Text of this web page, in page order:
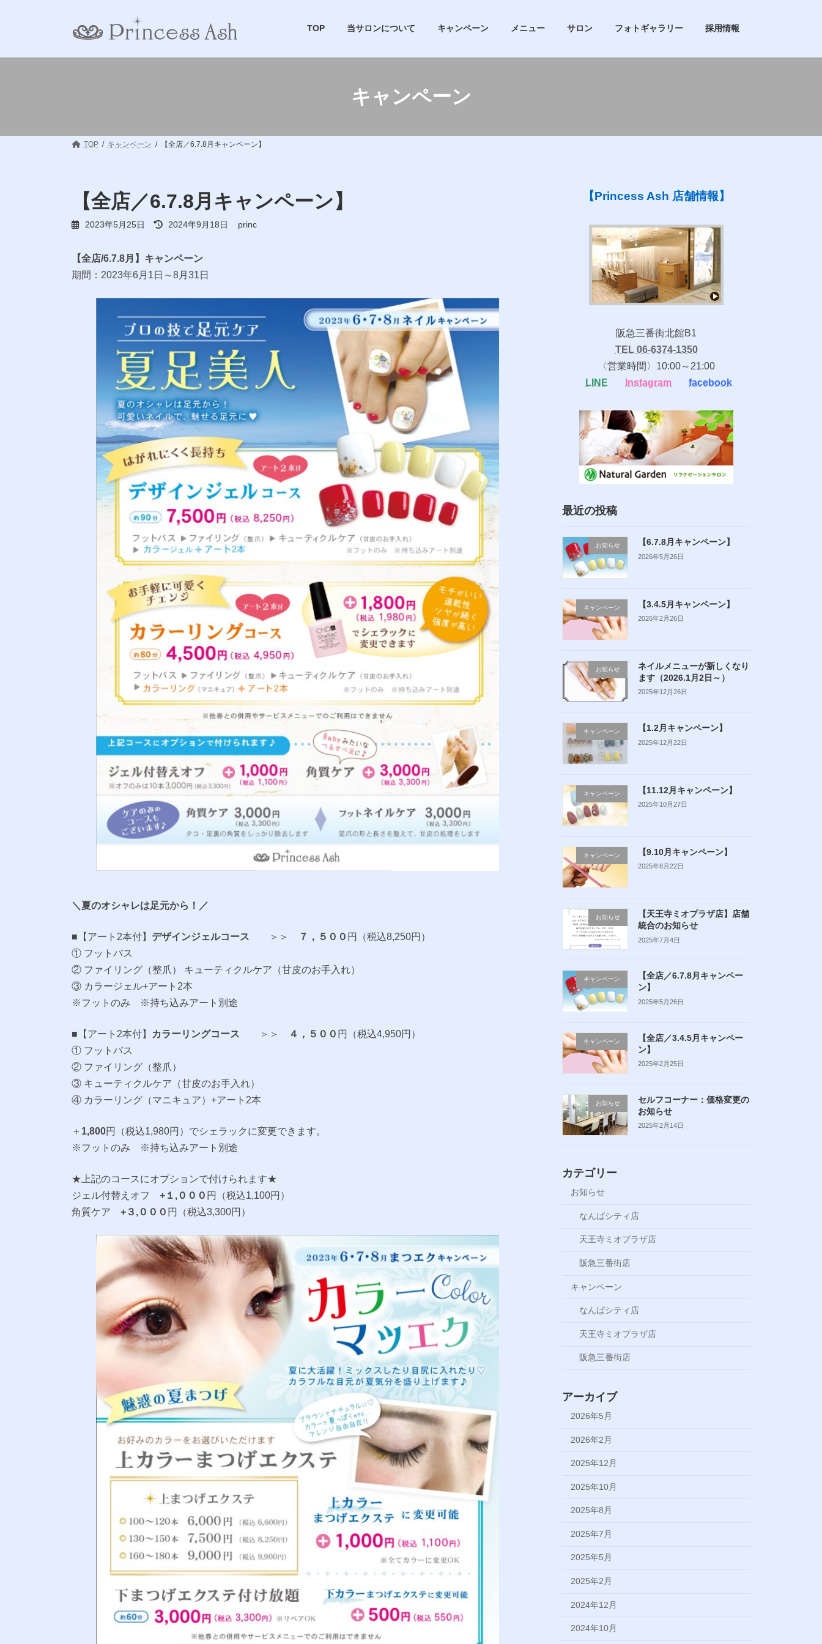
ツ
シ
TOP 当サロンについて キャンペーン メニュー サロン フォトギャラリー 採用情報
キャンペーン
TOP キャンペーン 【全店／6.7.8月キャンペーン】
【全店／6.7.8月キャンペーン】
2023年5月25日
最
新
時
2024年9月18日 princ
【全店/6.7.8月】キャンペーン
期間：2023年6月1日～8月31日
＼夏のオシャレは足元から！／
■【アート2本付】 デザインジェルコース ＞＞ ７，５００ 円（税込8,250円）
① フットバス
② ファイリング（整爪） キューティクルケア（甘皮のお手入れ）
③ カラージェル+アート2本
※フットのみ ※持ち込みアート別途
■【アート2本付】 カラーリングコース ＞＞ ４，５００ 円（税込4,950円）
① フットバス
② ファイリング（整爪）
③ キューティクルケア（甘皮のお手入れ）
④ カラーリング（マニキュア）+アート2本
＋ 1,800円（税込1,980円）でシェラックに変更できます。
※フットのみ ※持ち込みアート別途
★上記のコースにオプションで付けられます★
ジェル付替えオフ +１,０００ 円（税込1,100円）
角質ケア +３,０００ 円（税込3,300円）
【Princess Ash 店舗情報】
阪急三番街北館B1
TEL 06-6374-1350
〈営業時間〉10:00～21:00
LINE
Instagram facebook
最近の投稿
お知らせ 【6.7.8月キャンペーン】
2026年5月26日
キャンペーン 【3.4.5月キャンペーン】
2026年2月26日
お知らせ
ネイルメニューが新しくなり
ます（2026.1月2日～）
2025年12月26日
キャンペーン 【1.2月キャンペーン】
2025年12月22日
キャンペーン 【11.12月キャンペーン】
2025年10月27日
キャンペーン 【9.10月キャンペーン】
2025年8月22日
お知らせ
【天王寺ミオプラザ店】店舗
統合のお知らせ
2025年7月4日
キャンペーン
【全店／6.7.8月キャンペー
ン】
2025年5月26日
キャンペーン
【全店／3.4.5月キャンペー
ン】
2025年2月25日
お知らせ
セルフコーナー：価格変更の
お知らせ
2025年2月14日
カテゴリー
お知らせ
なんばシティ店
天王寺ミオプラザ店
阪急三番街店
キャンペーン
なんばシティ店
天王寺ミオプラザ店
阪急三番街店
アーカイブ
2026年5月
2026年2月
2025年12月
2025年10月
2025年8月
2025年7月
2025年5月
2025年2月
2024年12月
2024年10月